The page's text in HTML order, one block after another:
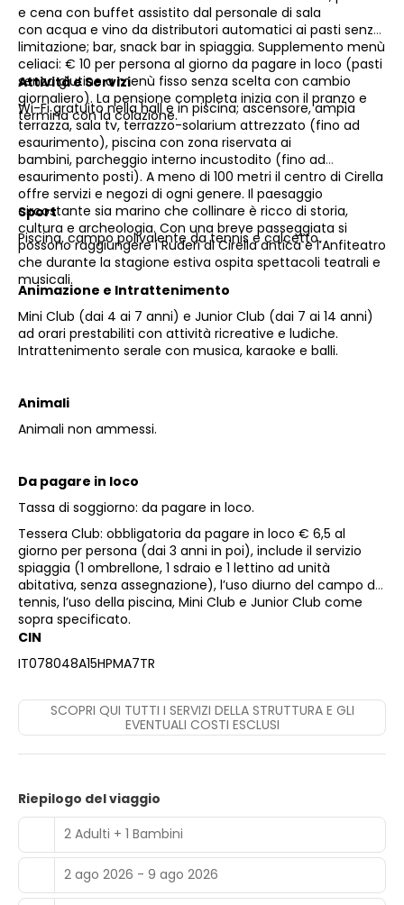
e cena con buffet assistito dal personale di sala
con acqua e vino da distributori automatici ai pasti senza
limitazione; bar, snack bar in spiaggia. Supplemento menù
celiaci: € 10 per persona al giorno da pagare in loco (pasti
senza glutine a menù fisso senza scelta con cambio
giornaliero). La pensione completa inizia con il pranzo e
termina con la colazione.
Attività e Servizi
Wi-Fi gratuito nella hall e in piscina; ascensore, ampia
terrazza, sala tv, terrazzo-solarium attrezzato (fino ad
esaurimento), piscina con zona riservata ai
bambini, parcheggio interno incustodito (fino ad
esaurimento posti). A meno di 100 metri il centro di Cirella
offre servizi e negozi di ogni genere. Il paesaggio
circostante sia marino che collinare è ricco di storia,
cultura e archeologia. Con una breve passeggiata si
possono raggiungere i Ruderi di Cirella antica e l’Anfiteatro
che durante la stagione estiva ospita spettacoli teatrali e
musicali.
Sport
Piscina, campo polivalente da tennis e calcetto.
Animazione e Intrattenimento
Mini Club (dai 4 ai 7 anni) e Junior Club (dai 7 ai 14 anni)
ad orari prestabiliti con attività ricreative e ludiche.
Intrattenimento serale con musica, karaoke e balli.
Animali
Animali non ammessi.
Da pagare in loco
Tassa di soggiorno: da pagare in loco.
Tessera Club: obbligatoria da pagare in loco € 6,5 al
giorno per persona (dai 3 anni in poi), include il servizio
spiaggia (1 ombrellone, 1 sdraio e 1 lettino ad unità
abitativa, senza assegnazione), l’uso diurno del campo da
tennis, l’uso della piscina, Mini Club e Junior Club come
sopra specificato.
CIN
IT078048A15HPMA7TR
SCOPRI QUI TUTTI I SERVIZI DELLA STRUTTURA E GLI
EVENTUALI COSTI ESCLUSI
Riepilogo del viaggio
2 Adulti + 1 Bambini
2 ago 2026 - 9 ago 2026